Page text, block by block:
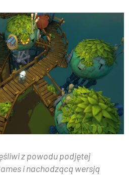
z powodu podjętej
i nachodzącą wersją